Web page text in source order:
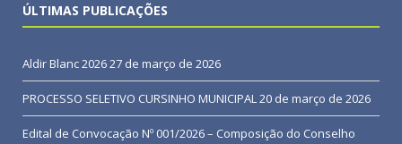
ÚLTIMAS PUBLICAÇÕES
Aldir Blanc 202627 de março de 2026
PROCESSO SELETIVO CURSINHO MUNICIPAL20 de março de 2026
Edital de Convocação Nº 001/2026 – Composição do Conselho